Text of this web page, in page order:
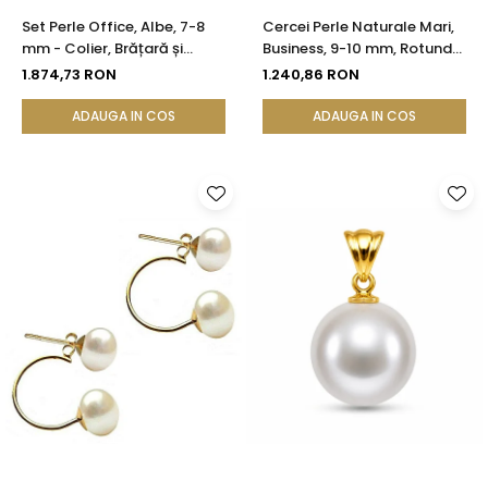
Set Perle Office, Albe, 7-8
mm - Colier, Brățară și
Cercei, Aur Galben 14K |
1.874,73 RON
ADAUGA IN COS
Cercei Perle Naturale Mari,
Business, 9-10 mm, Rotunde
AAA, Aur 14K (aur 585) |
1.240,86 RON
ADAUGA IN COS